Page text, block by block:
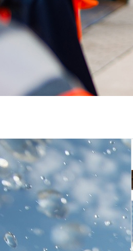
anzeigen/schließen